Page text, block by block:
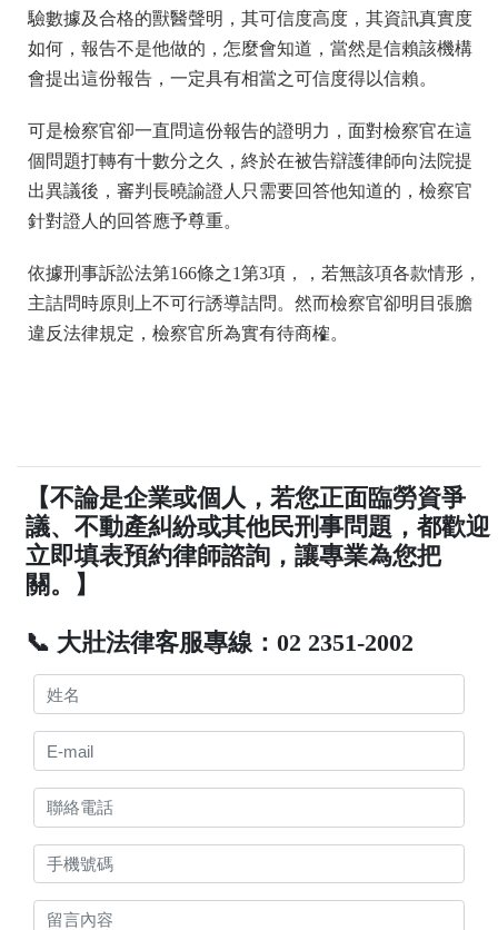
驗數據及合格的獸醫聲明，其可信度高度，其資訊真實度
如何，報告不是他做的，怎麼會知道，當然是信賴該機構
會提出這份報告，一定具有相當之可信度得以信賴。
可是檢察官卻一直問這份報告的證明力，面對檢察官在這
個問題打轉有十數分之久，終於在被告辯護律師向法院提
出異議後，審判長曉諭證人只需要回答他知道的，檢察官
針對證人的回答應予尊重。
依據刑事訴訟法第166條之1第3項，，若無該項各款情形，
主詰問時原則上不可行誘導詰問。 然而檢察官卻明目張膽
違反法律規定，檢察官所為實有待商榷。
【不論是企業或個人，若您正面臨勞資爭
議、不動產糾紛或其他民刑事問題，都歡迎
立即填表預約律師諮詢，讓專業為您把
關。】
📞 大壯法律客服專線：02 2351-2002